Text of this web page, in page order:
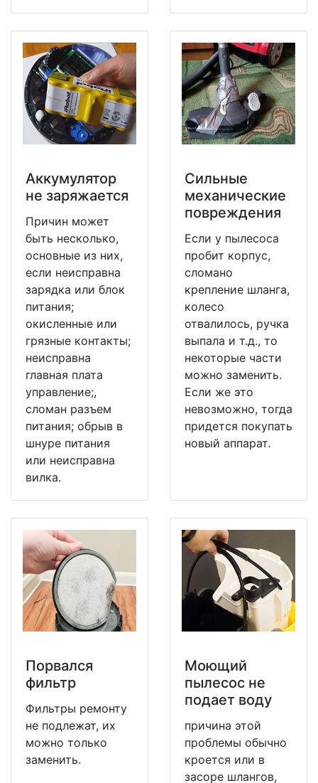
Аккумулятор
не заряжается
Причин может
быть несколько,
основные из них,
если неисправна
зарядка или блок
питания;
окисленные или
грязные контакты;
неисправна
главная плата
управление;,
сломан разъем
питания; обрыв в
шнуре питания
или неисправна
вилка.
Сильные
механические
повреждения
Если у пылесоса
пробит корпус,
сломано
крепление шланга,
колесо
отвалилось, ручка
выпала и т.д., то
некоторые части
можно заменить.
Если же это
невозможно, тогда
придется покупать
новый аппарат.
Порвался
фильтр
Фильтры ремонту
не подлежат, их
можно только
заменить.
Моющий
пылесос не
подает воду
причина этой
проблемы обычно
кроется или в
засоре шлангов,